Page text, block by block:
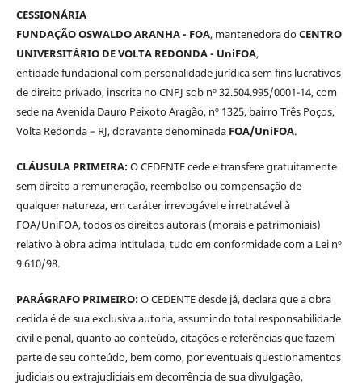
CESSIONÁRIA
FUNDAÇÃO OSWALDO ARANHA - FOA, mantenedora doCENTRO
UNIVERSITÁRIO DE VOLTA REDONDA - UniFOA,
entidade fundacional com personalidade jurídica sem fins lucrativos
de direito privado, inscrita no CNPJ sob nº 32.504.995/0001-14, com
sede na Avenida Dauro Peixoto Aragão, nº 1325, bairro Três Poços,
Volta Redonda – RJ, doravante denominada FOA/UniFOA.
CLÁUSULA PRIMEIRA:O CEDENTE cede e transfere gratuitamente
sem direito a remuneração, reembolso ou compensação de
qualquer natureza, em caráter irrevogável e irretratável à
FOA/UniFOA, todos os direitos autorais (morais e patrimoniais)
relativo à obra acima intitulada, tudo em conformidade com a Lei nº
9.610/98.
PARÁGRAFO PRIMEIRO:O CEDENTE desde já, declara que a obra
cedida é de sua exclusiva autoria, assumindo total responsabilidade
civil e penal, quanto ao conteúdo, citações e referências que fazem
parte de seu conteúdo, bem como, por eventuais questionamentos
judiciais ou extrajudiciais em decorrência de sua divulgação,